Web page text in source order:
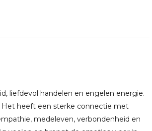
liefdevol handelen en engelen energie.
heeft een sterke connectie met
medeleven, verbondenheid en